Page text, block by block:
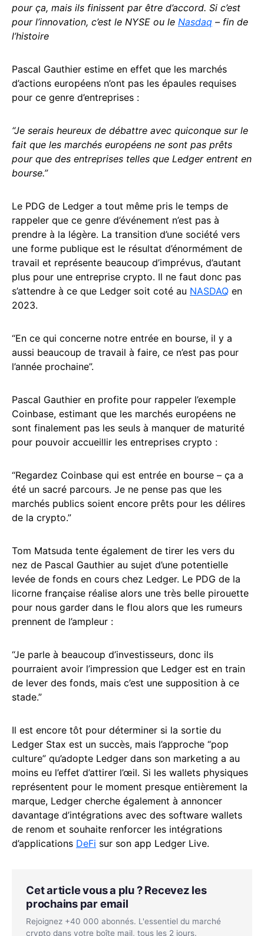
pour ça, mais ils finissent par être d’accord. Si c’est
pour l’innovation, c’est le NYSE ou le Nasdaq – fin de
l’histoire
Pascal Gauthier estime en effet que les marchés
d’actions européens n’ont pas les épaules requises
pour ce genre d’entreprises :
“Je serais heureux de débattre avec quiconque sur le
fait que les marchés européens ne sont pas prêts
pour que des entreprises telles que Ledger entrent en
bourse.”
Le PDG de Ledger a tout même pris le temps de
rappeler que ce genre d’événement n’est pas à
prendre à la légère. La transition d’une société vers
une forme publique est le résultat d’énormément de
travail et représente beaucoup d’imprévus, d’autant
plus pour une entreprise crypto. Il ne faut donc pas
s’attendre à ce que Ledger soit coté au NASDAQ en
2023.
“En ce qui concerne notre entrée en bourse, il y a
aussi beaucoup de travail à faire, ce n’est pas pour
l’année prochaine”.
Pascal Gauthier en profite pour rappeler l’exemple
Coinbase, estimant que les marchés européens ne
sont finalement pas les seuls à manquer de maturité
pour pouvoir accueillir les entreprises crypto :
“Regardez Coinbase qui est entrée en bourse – ça a
été un sacré parcours. Je ne pense pas que les
marchés publics soient encore prêts pour les délires
de la crypto.”
Tom Matsuda tente également de tirer les vers du
nez de Pascal Gauthier au sujet d’une potentielle
levée de fonds en cours chez Ledger. Le PDG de la
licorne française réalise alors une très belle pirouette
pour nous garder dans le flou alors que les rumeurs
prennent de l’ampleur :
“Je parle à beaucoup d’investisseurs, donc ils
pourraient avoir l’impression que Ledger est en train
de lever des fonds, mais c’est une supposition à ce
stade.”
Il est encore tôt pour déterminer si la sortie du
Ledger Stax est un succès, mais l’approche “pop
culture” qu’adopte Ledger dans son marketing a au
moins eu l’effet d’attirer l’œil. Si les wallets physiques
représentent pour le moment presque entièrement la
marque, Ledger cherche également à annoncer
davantage d’intégrations avec des software wallets
de renom et souhaite renforcer les intégrations
d’applications DeFi sur son app Ledger Live.
Cet article vous a plu ? Recevez les
prochains par email
Rejoignez +40 000 abonnés. L'essentiel du marché
crypto dans votre boîte mail, tous les 2 jours.